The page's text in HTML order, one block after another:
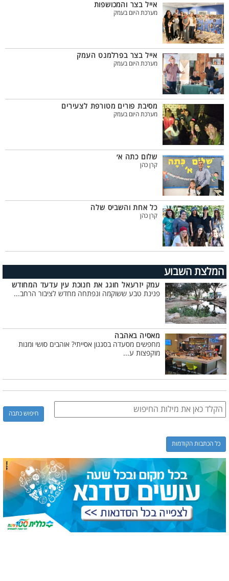
אייל בצר והמכושפות
מערכת היום בעמק
אייל בצר בפרלמנט העמק
מערכת היום בעמק
מסיבת פורים מטורפת לצעירים
מערכת היום בעמק
שלום כתה א׳
קרן כהן
כל אחת והשביס שלה
קרן כהן
המלצת השבוע
עמק יזרעאל חוגג את חנוכת עין עדעד המחודש
פנינת טבע ששוקמה ונפתחה מחדש לציבור הרחב...
מאסיה באהבה
מחפשים מסעדה בסגנון אסייתי? אוהבים סושי ומנות
מוקפצות ע...
כל הכתבות הקודמות